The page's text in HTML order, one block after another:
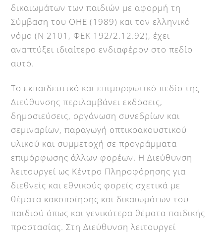
δικαιωμάτων των παιδιών με αφορμή τη
Σύμβαση του ΟΗΕ (1989) και τον ελληνικό
νόμο (Ν 2101, ΦΕΚ 192/2.12.92), έχει
αναπτύξει ιδιαίτερο ενδιαφέρον στο πεδίο
αυτό.
Το εκπαιδευτικό και επιμορφωτικό πεδίο της
Διεύθυνσης περιλαμβάνει εκδόσεις,
δημοσιεύσεις, οργάνωση συνεδρίων και
σεμιναρίων, παραγωγή οπτικοακουστικού
υλικού και συμμετοχή σε προγράμματα
επιμόρφωσης άλλων φορέων. Η Διεύθυνση
λειτουργεί ως Κέντρο Πληροφόρησης για
διεθνείς και εθνικούς φορείς σχετικά με
θέματα κακοποίησης και δικαιωμάτων του
παιδιού όπως και γενικότερα θέματα παιδικής
προστασίας. Στη Διεύθυνση λειτουργεί